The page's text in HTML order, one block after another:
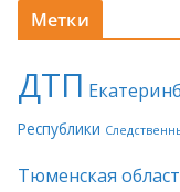
Метки
ДТП
Республики
Тюменская